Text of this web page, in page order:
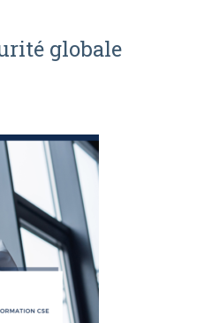
globale